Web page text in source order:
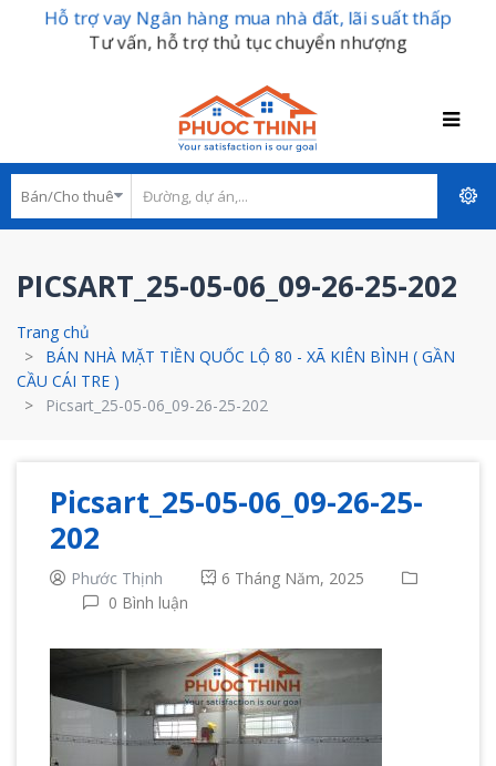
Hỗ trợ vay Ngân hàng mua nhà đất, lãi suất thấp
Tư vấn, hỗ trợ thủ tục chuyển nhượng
PICSART_25-05-06_09-26-25-202
Trang chủ
BÁN NHÀ MẶT TIỀN QUỐC LỘ 80 - XÃ KIÊN BÌNH ( GẦN
CẦU CÁI TRE )
Picsart_25-05-06_09-26-25-202
Picsart_25-05-06_09-26-25-
202
Phước Thịnh
6 Tháng Năm, 2025
0 Bình luận